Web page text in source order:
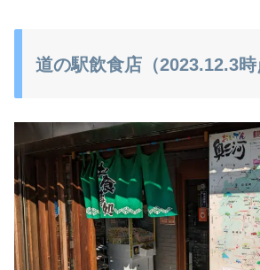
道の駅飲食店（2023.12.3時